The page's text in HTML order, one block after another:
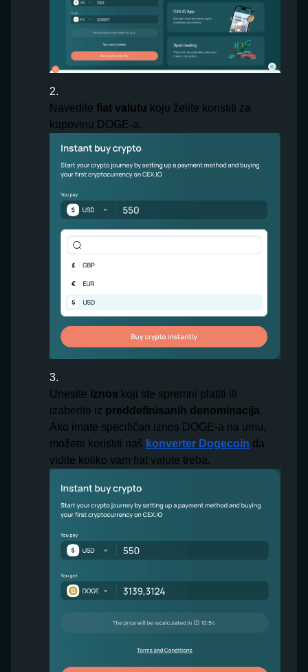
Navedite fiat valutu koju želite koristiti za
kupovinu DOGE-a.
Unesite iznos koji ste spremni platiti ili
izaberite iz preddefinisanih denominacija.
Ako imate specifičan iznos DOGE-a na umu,
možete koristiti naš konverter Dogecoin da
vidite koliko vam fiat valute treba.